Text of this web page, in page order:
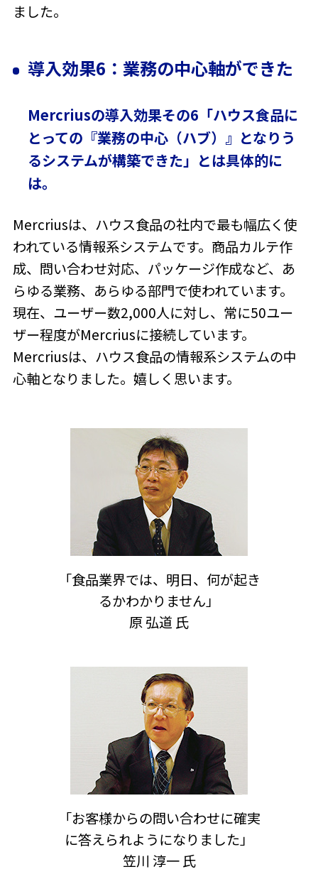
ました。
導入効果6：業務の中心軸ができた
Mercriusの導入効果その6「ハウス食品に
とっての『業務の中心（ハブ）』となりう
るシステムが構築できた」とは具体的に
は。
Mercriusは、ハウス食品の社内で最も幅広く使
われている情報系システムです。商品カルテ作
成、問い合わせ対応、パッケージ作成など、あ
らゆる業務、あらゆる部門で使われています。
現在、ユーザー数2,000人に対し、常に50ユー
ザー程度がMercriusに接続しています。
Mercriusは、ハウス食品の情報系システムの中
心軸となりました。嬉しく思います。
「食品業界では、明日、何が起き
るかわかりません」
原 弘道 氏
「お客様からの問い合わせに確実
に答えられようになりました」
笠川 淳一 氏